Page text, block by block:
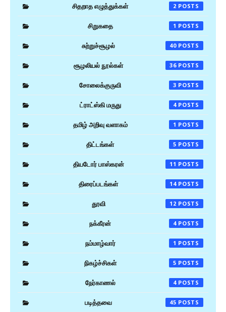
சிதறாத எழுத்துக்கள் 2
சிறுகதை 1
சுற்றுச்சூழல் 40
சூழலியல் நூல்கள் 36
சோலைக்குருவி 3
ட்ராட்ஸ்கி மருது 4
தமிழ் அறிவு வளாகம் 1
திட்டங்கள் 5
தியடோர் பாஸ்கரன் 11
திரைப்படங்கள் 14
தூவி 12
நக்கீரன் 4
நம்மாழ்வார் 1
நிகழ்ச்சிகள் 5
நேர்காணல் 4
படித்தவை 45